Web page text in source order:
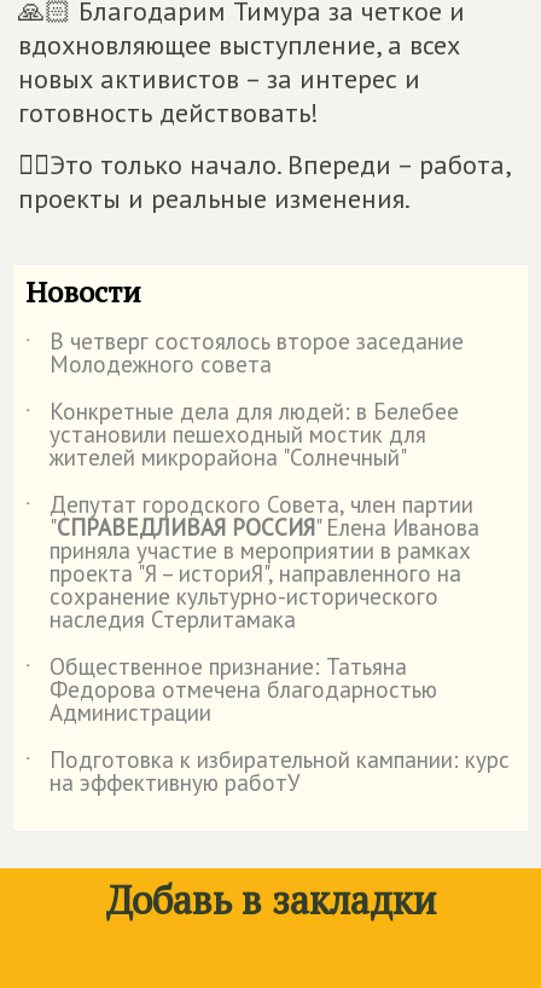
🙏🏻 Благодарим Тимура за четкое и
вдохновляющее выступление, а всех
новых активистов – за интерес и
готовность действовать!
☝🏻Это только начало. Впереди – работа,
проекты и реальные изменения.
Новости
˙ В четверг состоялось второе заседание
Молодежного совета
˙
Конкретные дела для людей: в Белебее
установили пешеходный мостик для
жителей микрорайона "Солнечный"
˙
Депутат городского Совета, член партии
"СПРАВЕДЛИВАЯ РОССИЯ" Елена Иванова
приняла участие в мероприятии в рамках
проекта "Я – историЯ", направленного на
сохранение культурно-исторического
наследия Стерлитамака
˙
Общественное признание: Татьяна
Федорова отмечена благодарностью
Администрации
˙
Подготовка к избирательной кампании: курс
на эффективную работУ
Добавь в закладки